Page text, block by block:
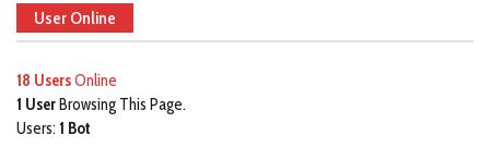
User Online
18 UsersOnline
1 UserBrowsing This Page.
Users: 1 Bot